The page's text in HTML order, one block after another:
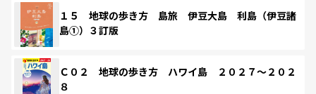
１５ 地球の歩き方 島旅 伊豆大島 利島（伊豆諸
島①）３訂版
Ｃ０２ 地球の歩き方 ハワイ島 ２０２７～２０２
８